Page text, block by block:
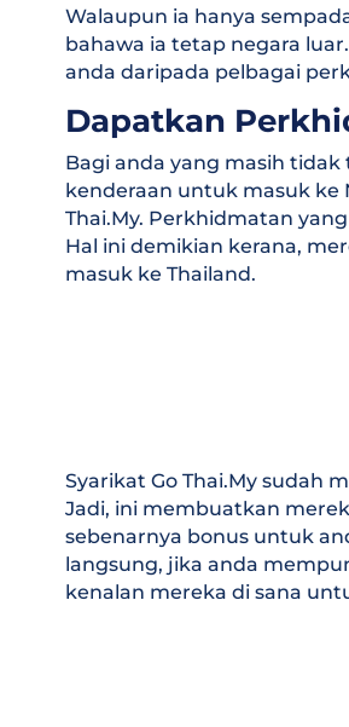
Walaupun ia hanya
bahawa ia tetap negara
anda daripada pelbagai
Dapatkan
Bagi anda yang masih
kenderaan untuk masuk ke
Thai.My. Perkhidmatan
Hal ini demikian kerana,
masuk ke Thailand.
Syarikat Go Thai.My sudah
Jadi, ini membuatkan
sebenarnya bonus untuk
langsung, jika anda
kenalan mereka di sana